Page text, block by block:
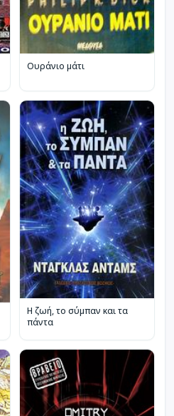
Ουράνιο μάτι
Η ζωή, το σύμπαν και τα
πάντα